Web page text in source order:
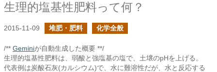
生理的塩基性肥料って何？
2015-11-09 堆肥・肥料 化学全般
/** Geminiが自動生成した概要 **/
生理的塩基性肥料は、弱酸と強塩基の塩で、土壌のpHを上げる。
代表例は炭酸石灰(カルシウム)で、水に難溶性だが、水と反応する